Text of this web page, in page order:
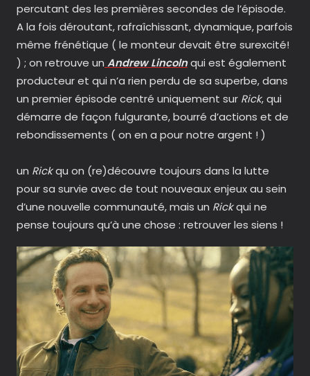
percutant des les premières secondes de l’épisode.
A la fois déroutant, rafraîchissant, dynamique, parfois
même frénétique ( le monteur devait être surexcité!
) ; on retrouve un Andrew Lincolnqui est également
producteur et qui n’a rien perdu de sa superbe, dans
un premier épisode centré uniquement sur Rick, qui
démarre de façon fulgurante, bourré d’actions et de
rebondissements ( on en a pour notre argent ! )
un Rickqu on (re)découvre toujours dans la lutte
pour sa survie avec de tout nouveaux enjeux au sein
d’une nouvelle communauté, mais un Rickqui ne
pense toujours qu’à une chose : retrouver les siens !